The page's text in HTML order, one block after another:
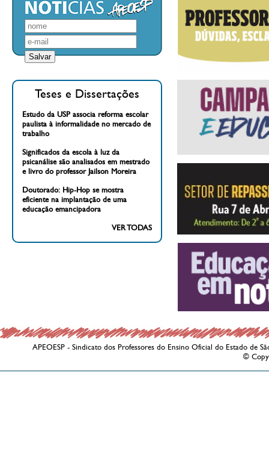
Teses e Dissertações
Estudo da USP associa reforma escolar
paulista à informalidade no mercado de
trabalho
Significados da escola à luz da
psicanálise são analisados em mestrado
e livro do professor Jailson Moreira
Doutorado: Hip-Hop se mostra
eficiente na implantação de uma
educação emancipadora
VER TODAS
APEOESP - Sindicato dos Professores do Ensino Oficial do Estado de
©